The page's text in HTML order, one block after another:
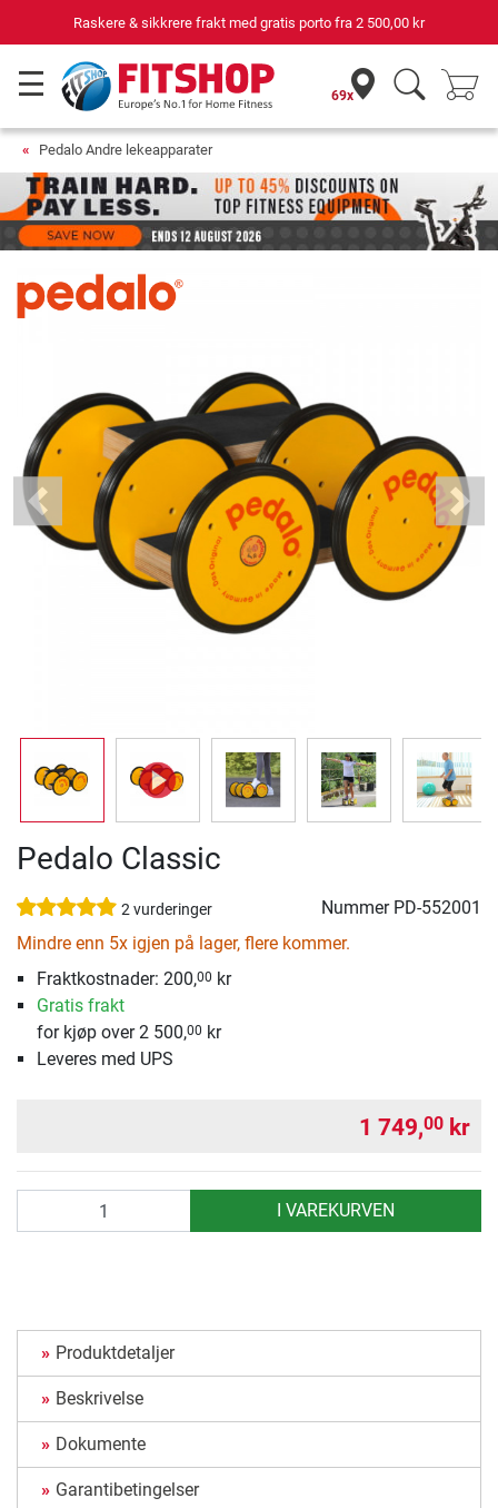
Raskere & sikkrere frakt med gratis porto fra 2 500,00 kr
69x
Pedalo Andre lekeapparater
Previous Next
Pedalo Classic
2 vurderinger Nummer PD-552001
Mindre enn 5x igjen på lager, flere kommer.
Fraktkostnader: 200,00 kr
Gratis frakt
for kjøp over 2 500,00 kr
Leveres med UPS
1 749,00 kr
I VAREKURVEN
Produktdetaljer
Beskrivelse
Dokumente
Garantibetingelser